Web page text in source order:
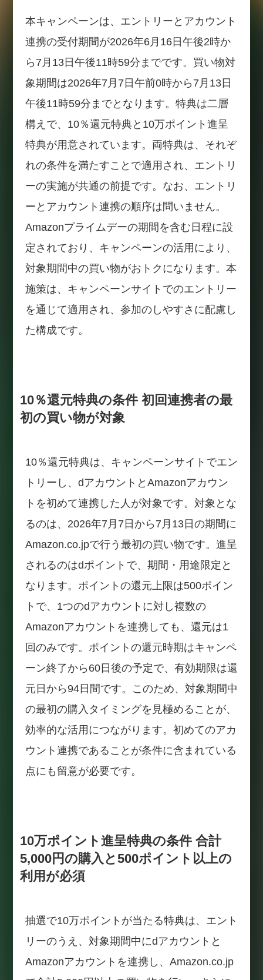
本キャンペーンは、エントリーとアカウント
連携の受付期間が2026年6月16日午後2時か
ら7月13日午後11時59分までです。買い物対
象期間は2026年7月7日午前0時から7月13日
午後11時59分までとなります。特典は二層
構えで、10％還元特典と10万ポイント進呈
特典が用意されています。両特典は、それぞ
れの条件を満たすことで適用され、エントリ
ーの実施が共通の前提です。なお、エントリ
ーとアカウント連携の順序は問いません。
Amazonプライムデーの期間を含む日程に設
定されており、キャンペーンの活用により、
対象期間中の買い物がおトクになります。本
施策は、キャンペーンサイトでのエントリー
を通じて適用され、参加のしやすさに配慮し
た構成です。
10％還元特典の条件 初回連携者の最
初の買い物が対象
10％還元特典は、キャンペーンサイトでエン
トリーし、dアカウントとAmazonアカウン
トを初めて連携した人が対象です。対象とな
るのは、2026年7月7日から7月13日の期間に
Amazon.co.jpで行う最初の買い物です。進呈
されるのはdポイントで、期間・用途限定と
なります。ポイントの還元上限は500ポイン
トで、1つのdアカウントに対し複数の
Amazonアカウントを連携しても、還元は1
回のみです。ポイントの還元時期はキャンペ
ーン終了から60日後の予定で、有効期限は還
元日から94日間です。このため、対象期間中
の最初の購入タイミングを見極めることが、
効率的な活用につながります。初めてのアカ
ウント連携であることが条件に含まれている
点にも留意が必要です。
10万ポイント進呈特典の条件 合計
5,000円の購入と500ポイント以上の
利用が必須
抽選で10万ポイントが当たる特典は、エント
リーのうえ、対象期間中にdアカウントと
Amazonアカウントを連携し、Amazon.co.jp